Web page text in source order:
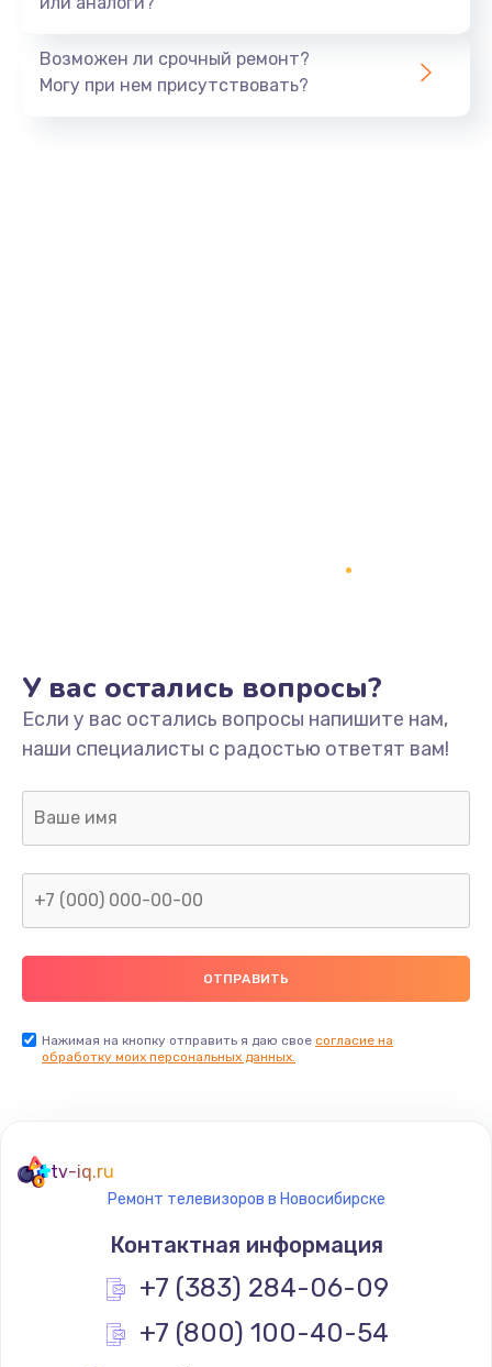
550 руб.
Не включается
1400 руб.
Заказать
800 руб.
400 руб.
Не реагирует на кнопки
Не сопряжается с устройством
Помехи и искажение звука
Возможен ли срочный ремонт?
Могу при нем присутствовать?
У вас остались вопросы?
Если у вас остались вопросы напишите нам,
наши специалисты с радостью ответят вам!
Нажимая на кнопку отправить я даю свое согласие на
обработку моих персональных данных.
tv-iq.ru
Ремонт телевизоров в Новосибирске
Контактная информация
+7 (383) 284-06-09
+7 (800) 100-40-54